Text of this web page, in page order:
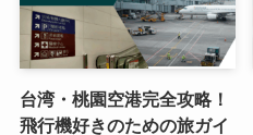
台湾・桃園空港完全攻略！
飛行機好きのための旅ガイ